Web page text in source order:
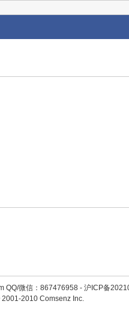
QQ/微信：867476958- 沪ICP备
2010 Comsenz Inc.